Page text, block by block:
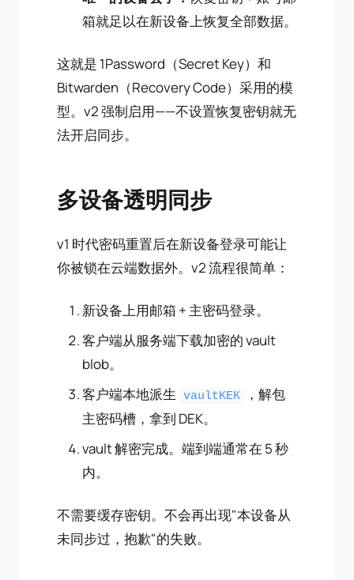
箱就足以在新设备上恢复全部数据。
这就是 1Password（Secret Key）和
Bitwarden（Recovery Code）采用的模
型。v2 强制启用——不设置恢复密钥就无
法开启同步。
多设备透明同步
v1 时代密码重置后在新设备登录可能让
你被锁在云端数据外。v2 流程很简单：
新设备上用邮箱 + 主密码登录。
客户端从服务端下载加密的 vault
blob。
客户端本地派生
vaultKEK
，解包
主密码槽，拿到 DEK。
vault 解密完成。端到端通常在 5 秒
内。
不需要缓存密钥。不会再出现"本设备从
未同步过，抱歉"的失败。